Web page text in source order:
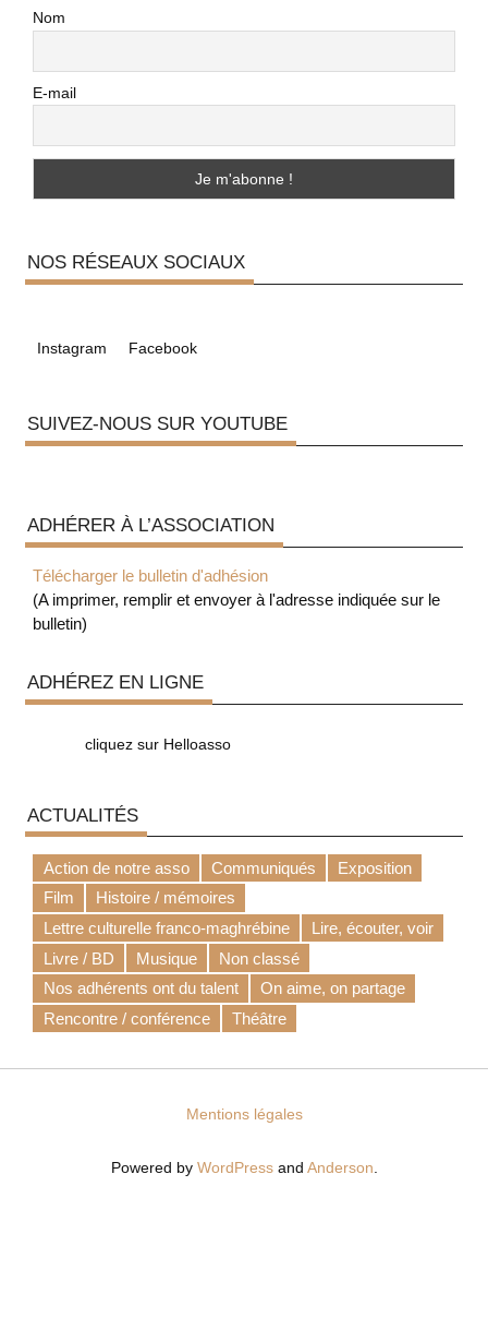
Nom
E-mail
NOS RÉSEAUX SOCIAUX
Instagram Facebook
SUIVEZ-NOUS SUR YOUTUBE
ADHÉRER À L’ASSOCIATION
Télécharger le bulletin d'adhésion
(A imprimer, remplir et envoyer à l'adresse indiquée sur le
bulletin)
ADHÉREZ EN LIGNE
cliquez sur Helloasso
ACTUALITÉS
Action de notre asso Communiqués
Exposition
Film
Histoire / mémoires
Lettre culturelle franco-maghrébine
Lire, écouter, voir
Livre / BD
Musique
Non classé
Nos adhérents ont du talent
On aime, on partage
Rencontre / conférence
Théâtre
Mentions légales
Powered by WordPressand Anderson.